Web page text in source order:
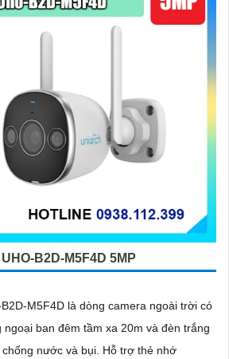
B2D-M5F4D 5MP
M5F4D là dòng camera ngoài trời có
ngoại ban đêm tầm xa 20m và đèn trắng
nước và bụi. Hỗ trợ thẻ nhớ